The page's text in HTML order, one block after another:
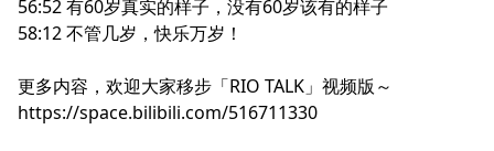
56:52 有60岁真实的样子，没有60岁该有的样子
58:12 不管几岁，快乐万岁！
更多内容，欢迎大家移步「RIO TALK」视频版～
https://space.bilibili.com/516711330